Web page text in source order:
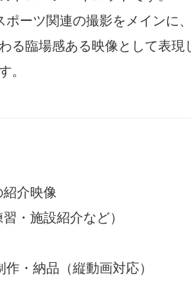
ーツ関連の撮影をメインに、
る臨場感ある映像として表現
。
介映像
・施設紹介など）
・納品（縦動画対応）